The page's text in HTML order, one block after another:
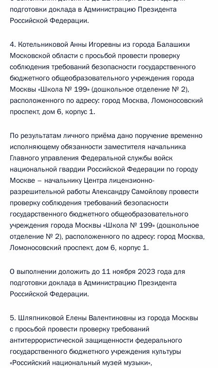
подготовки доклада в Администрацию Президента
Российской Федерации.
4. Котельниковой Анны Игоревны из города Балашихи
Московской области с просьбой провести проверку
соблюдения требований безопасности государственного
бюджетного общеобразовательного учреждения города
Москвы «Школа № 199» (дошкольное отделение № 2),
расположенного по адресу: город Москва, Ломоносовский
проспект, дом 6, корпус 1.
По результатам личного приёма дано поручение временно
исполняющему обязанности заместителя начальника
Главного управления Федеральной службы войск
национальной гвардии Российской Федерации по городу
Москве – начальнику Центра лицензионно-
разрешительной работы Александру Самойлову провести
проверку соблюдения требований безопасности
государственного бюджетного общеобразовательного
учреждения города Москвы «Школа № 199» (дошкольное
отделение № 2), расположенного по адресу: город Москва,
Ломоносовский проспект, дом 6, корпус 1.
О выполнении доложить до 11 ноября 2023 года для
подготовки доклада в Администрацию Президента
Российской Федерации.
5. Шляпниковой Елены Валентиновны из города Москвы
с просьбой провести проверку требований
антитеррористической защищенности федерального
государственного бюджетного учреждения культуры
«Российский национальный музей музыки»,